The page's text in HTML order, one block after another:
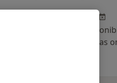
Esta clínica não
consultas